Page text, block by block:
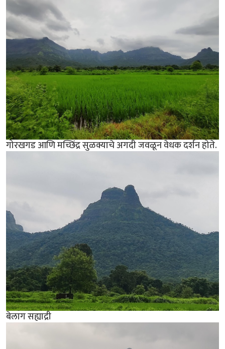
गोरखगड आणि मच्छिंद्र सुळक्याचे अगदी जवळून वेधक दर्शन होते.
बेलाग सह्याद्री